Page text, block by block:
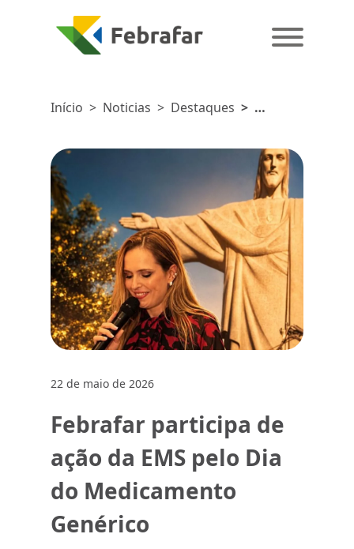
Início > Noticias > Destaques >
participa
de ação da
EMS pelo
Dia do
Medicamento
Genérico
22 de maio de 2026
Febrafar participa de
ação da EMS pelo Dia
do Medicamento
Genérico